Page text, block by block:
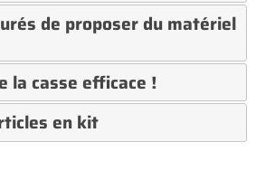
de proposer du matériel
la casse efficace !
en kit